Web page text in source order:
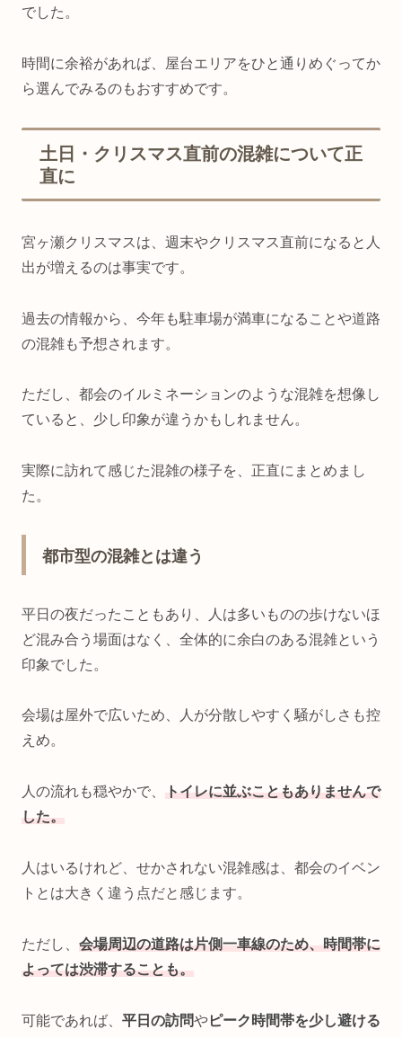
でした。
時間に余裕があれば、屋台エリアをひと通りめぐってか
ら選んでみるのもおすすめです。
土日・クリスマス直前の混雑について正
直に
宮ヶ瀬クリスマスは、週末やクリスマス直前になると人
出が増えるのは事実です。
過去の情報から、今年も駐車場が満車になることや道路
の混雑も予想されます。
ただし、都会のイルミネーションのような混雑を想像し
ていると、少し印象が違うかもしれません。
実際に訪れて感じた混雑の様子を、正直にまとめまし
た。
都市型の混雑とは違う
平日の夜だったこともあり、人は多いものの歩けないほ
ど混み合う場面はなく、全体的に余白のある混雑という
印象でした。
会場は屋外で広いため、人が分散しやすく騒がしさも控
えめ。
人の流れも穏やかで、 トイレに並ぶこともありませんで
した。
人はいるけれど、せかされない混雑感は、都会のイベン
トとは大きく違う点だと感じます。
ただし、 会場周辺の道路は片側一車線のため、時間帯に
よっては渋滞することも。
可能であれば、 平日の訪問やピーク時間帯を少し避ける